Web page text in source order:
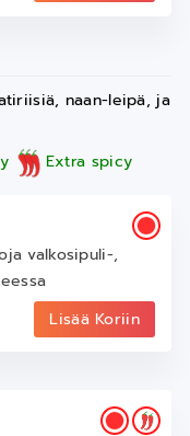
naan-leipä, ja
Extra spicy
valkosipuli-,
Lisää Koriin